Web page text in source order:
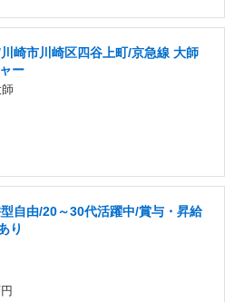
崎市川崎区四谷上町/京急線 大師
ー
自由/20～30代活躍中/賞与・昇給
り